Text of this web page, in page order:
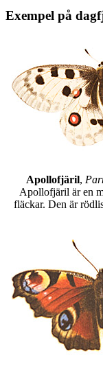
Exempel på
Apollofjäril,
Apollofjäril är en
fläckar. Den är